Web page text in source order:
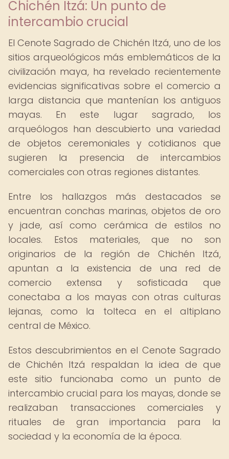
Chichén Itzá: Un punto de
intercambio crucial
El Cenote Sagrado de Chichén Itzá, uno de los
sitios arqueológicos más emblemáticos de la
civilización maya, ha revelado recientemente
evidencias significativas sobre el comercio a
larga distancia que mantenían los antiguos
mayas. En este lugar sagrado, los
arqueólogos han descubierto una variedad
de objetos ceremoniales y cotidianos que
sugieren la presencia de intercambios
comerciales con otras regiones distantes.
Entre los hallazgos más destacados se
encuentran conchas marinas, objetos de oro
y jade, así como cerámica de estilos no
locales. Estos materiales, que no son
originarios de la región de Chichén Itzá,
apuntan a la existencia de una red de
comercio extensa y sofisticada que
conectaba a los mayas con otras culturas
lejanas, como la tolteca en el altiplano
central de México.
Estos descubrimientos en el Cenote Sagrado
de Chichén Itzá respaldan la idea de que
este sitio funcionaba como un punto de
intercambio crucial para los mayas, donde se
realizaban transacciones comerciales y
rituales de gran importancia para la
sociedad y la economía de la época.